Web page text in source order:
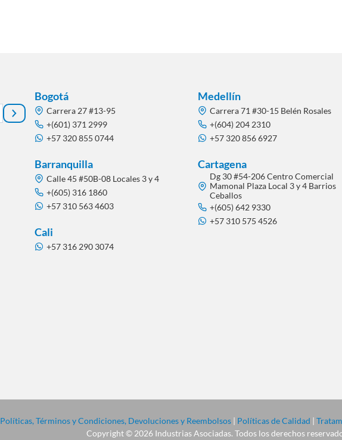
Bogotá
Carrera 27 #13-95
+(601) 371 2999
+57 320 855 0744
Barranquilla
Calle 45 #50B-08 Locales 3 y 4
+(605) 316 1860
+57 310 563 4603
Cali
+57 316 290 3074
Medellín
Carrera 71 #30-15 Belén Rosales
+(604) 204 2310
+57 320 856 6927
Cartagena
Dg 30 #54-206 Centro Comercial
Mamonal Plaza Local 3 y 4 Barrios
Ceballos
+(605) 642 9330
+57 310 575 4526
Políticas, Términos y Condiciones, Devoluciones y Reembolsos| Políticas de Calidad |
Copyright © 2026 Industrias Asociadas. Todos los derechos